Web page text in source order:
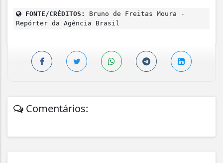
FONTE/CRÉDITOS:
Bruno de Freitas Moura -
Repórter da Agência Brasil
Comentários: